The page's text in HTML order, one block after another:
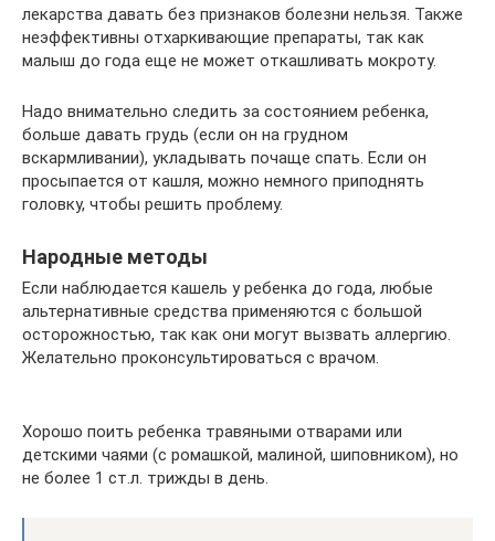
лекарства давать без признаков болезни нельзя. Также
неэффективны отхаркивающие препараты, так как
малыш до года еще не может откашливать мокроту.
Надо внимательно следить за состоянием ребенка,
больше давать грудь (если он на грудном
вскармливании), укладывать почаще спать. Если он
просыпается от кашля, можно немного приподнять
головку, чтобы решить проблему.
Народные методы
Если наблюдается кашель у ребенка до года, любые
альтернативные средства применяются с большой
осторожностью, так как они могут вызвать аллергию.
Желательно проконсультироваться с врачом.
Хорошо поить ребенка травяными отварами или
детскими чаями (с ромашкой, малиной, шиповником), но
не более 1 ст.л. трижды в день.